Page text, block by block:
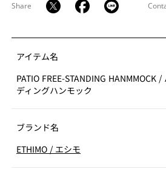
Share
アイテム名
PATIO FREE-STANDING HANMMOCK /
ディングハンモック
ブランド名
ETHIMO / エシモ